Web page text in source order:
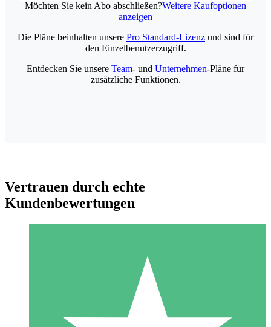
Möchten Sie kein Abo abschließen?Weitere Kaufoptionen
anzeigen
Individuelle Credit-Pakete
Zahlen Sie nach Bedarf mit Download-Credits. Keine
Die Pläne beinhalten unsere Pro Standard-Lizenz und sind für
den Einzelbenutzerzugriff.
Entdecken Sie unsere Team- und Unternehmen-Pläne für
zusätzliche Funktionen.
Vertrauen durch echte
Kundenbewertungen